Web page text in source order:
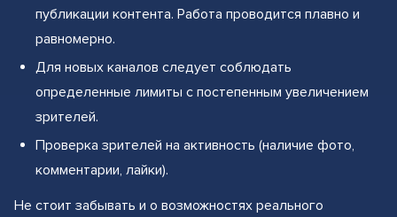
публикации контента. Работа проводится плавно и
равномерно.
Для новых каналов следует соблюдать
определенные лимиты с постепенным увеличением
зрителей.
Проверка зрителей на активность (наличие фото,
комментарии, лайки).
Не стоит забывать и о возможностях реального